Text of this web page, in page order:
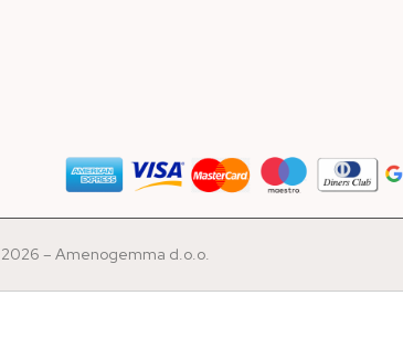
– Amenogemma d.o.o.